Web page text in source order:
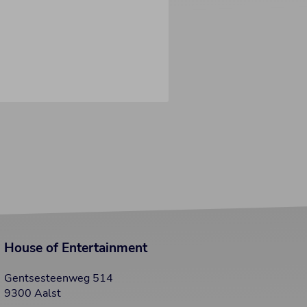
House of Entertainment
Gentsesteenweg 514
9300 Aalst